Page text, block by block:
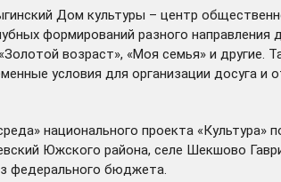
Дом культуры – центр
формирований разного направления
возраст», «Моя семья» и другие.
условия для организации досуга и
национального проекта
Южского района, селе Шекшово
федерального бюджета.